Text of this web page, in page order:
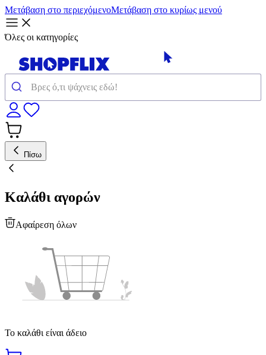
Μετάβαση στο περιεχόμενοΜετάβαση στο κυρίως μενού
Όλες οι κατηγορίες
Πίσω
Καλάθι αγορών
Αφαίρεση όλων
Το καλάθι είναι άδειο